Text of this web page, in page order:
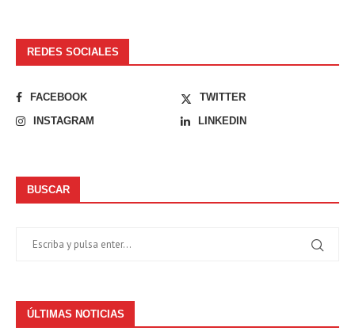
REDES SOCIALES
FACEBOOK
TWITTER
INSTAGRAM
LINKEDIN
BUSCAR
ÚLTIMAS NOTICIAS